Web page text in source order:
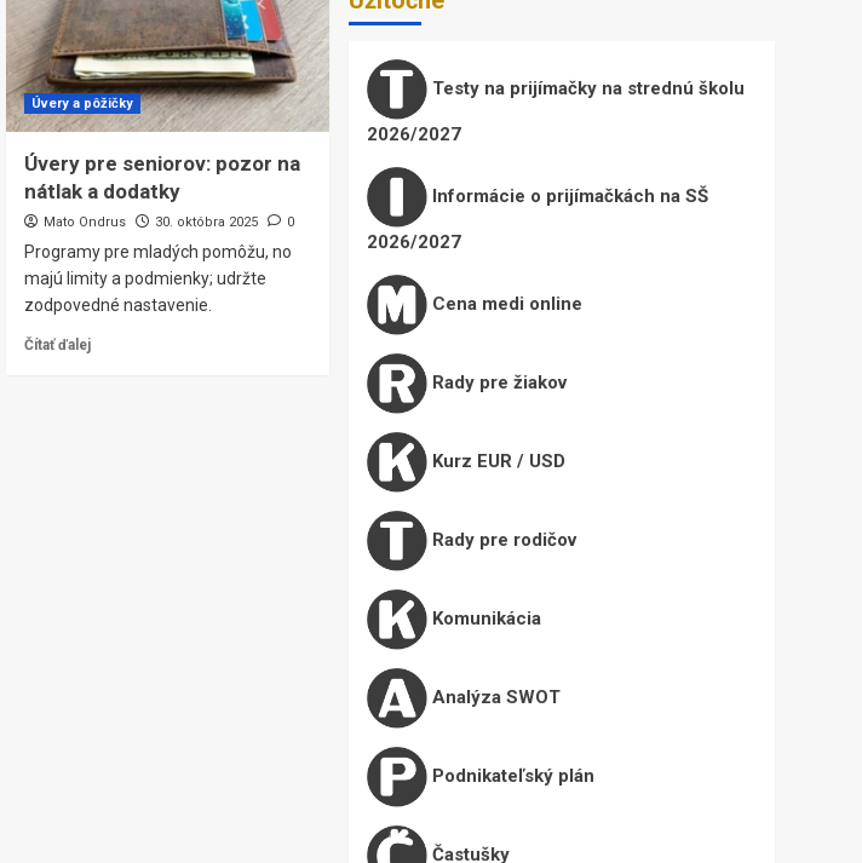
Úvery a pôžičky
Úvery pre seniorov: pozor na
nátlak a dodatky
Mato Ondrus 30. októbra 2025 0
Programy pre mladých pomôžu, no
majú limity a podmienky; udržte
zodpovedné nastavenie.
Čítať ďalej
Testy na prijímačky na strednú školu
2026/2027
Informácie o prijímačkách na SŠ
2026/2027
Cena medi online
Rady pre žiakov
Kurz EUR / USD
Rady pre rodičov
Komunikácia
Analýza SWOT
Podnikateľský plán
Častušky